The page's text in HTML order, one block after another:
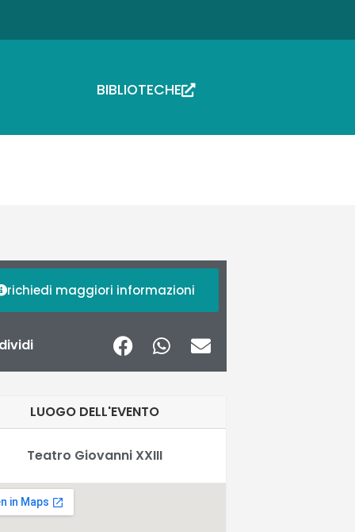
BIBLIOTECHE
richiedi maggiori informazioni
LUOGO DELL'EVENTO
Teatro Giovanni XXIII